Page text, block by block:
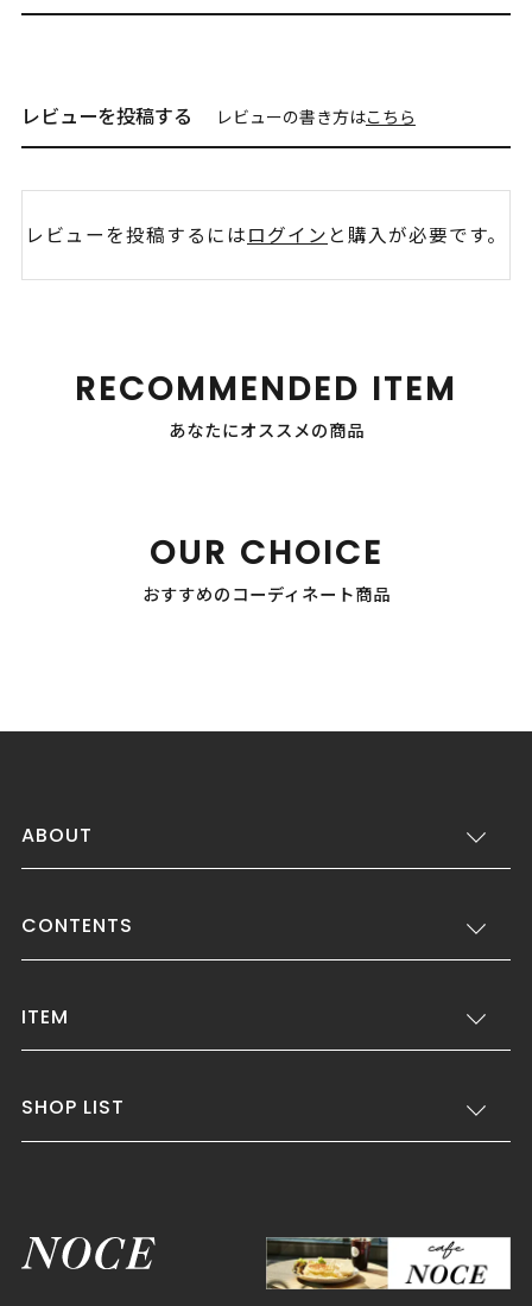
レビューを投稿する レビューの書き方はこちら
レビューを投稿するにはログイン と購入が必要です。
RECOMMENDED ITEM
あなたにオススメの商品
OUR CHOICE
おすすめのコーディネート商品
ABOUT
CONTENTS
ITEM
SHOP LIST